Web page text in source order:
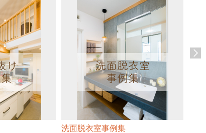
洗面脱衣室事例集